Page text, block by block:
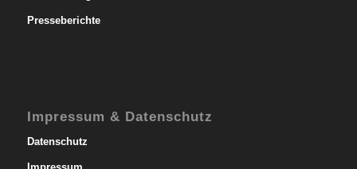
Presseberichte
Impressum & Datenschutz
Datenschutz